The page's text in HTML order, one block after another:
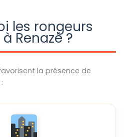
les rongeurs
Renazé ?
la présence de